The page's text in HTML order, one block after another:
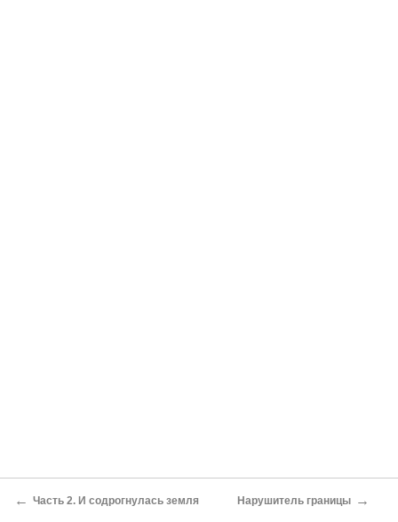
← Часть 2. И содрогнулась земля Нарушитель границы →